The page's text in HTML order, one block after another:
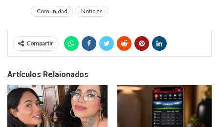
Comunidad Noticias
Compartir
Artículos Relaionados